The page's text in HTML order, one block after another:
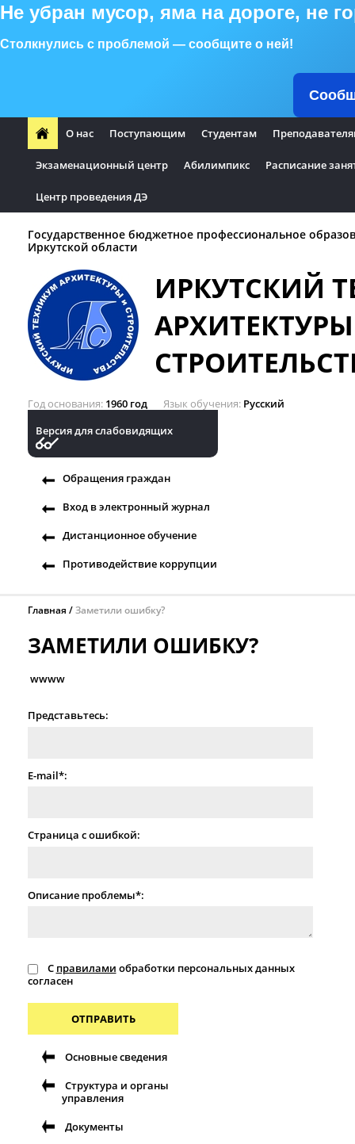
Не убран мусор, яма на дороге, не
Столкнулись с проблемой — сообщите о ней!
О нас Поступающим Студентам
Экзаменационный центр Абилимпикс Расписание
Центр проведения ДЭ
Государственное бюджетное профессиональное
Иркутской области
ИРКУТСКИЙ
Год основания 1960 год Язык обучения Русский
Версия для слабовидящих
Обращения граждан
Вход в электронный журнал
Дистанционное обучение
Противодействие коррупции
Главная Заметили ошибку?
ЗАМЕТИЛИ ОШИБКУ?
wwww
Представьтесь:
E-mail*:
Страница с ошибкой:
Описание проблемы*:
С правилами обработки персональных данных
согласен
ОТПРАВИТЬ
Основные сведения
Структура и органы
управления
Документы